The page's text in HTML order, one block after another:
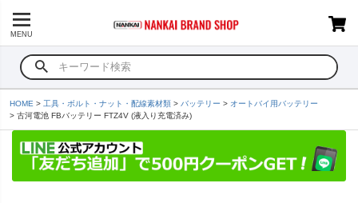
MENU
HOME 工具・ボルト・ナット・配線素材類 バッテリー
オートバイ用バッテリー
古河電池 FBバッテリー FTZ4V (液入り充電済み)